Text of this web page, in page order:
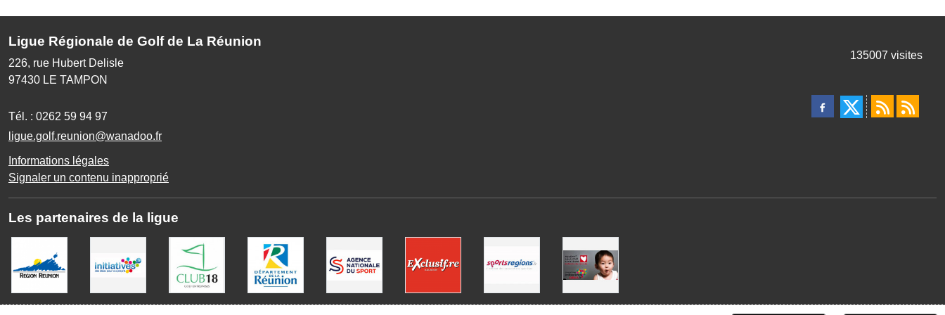
Ligue Régionale de Golf de La Réunion
226, rue Hubert Delisle
97430 LE TAMPON
Tél. : 0262 59 94 97
ligue.golf.reunion@wanadoo.fr
Informations légales
Signaler un contenu inapproprié
135007 visites
Les partenaires de la ligue